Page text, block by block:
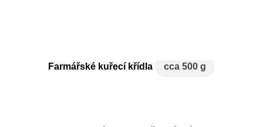
Farmářské kuřecí křídla cca 500 g